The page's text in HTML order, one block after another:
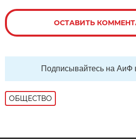
ОСТАВИТЬ
Подписывайтесь на АиФ
ОБЩЕСТВО